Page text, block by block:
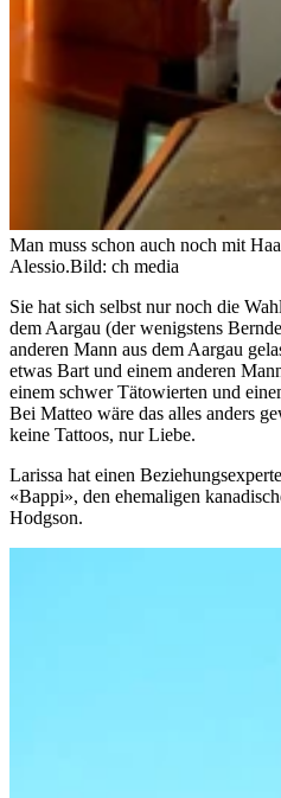
Man muss schon auch noch mit
Alessio.Bild: ch media
Sie hat sich selbst nur noch die
dem Aargau (der wenigstens
anderen Mann aus dem Aargau
etwas Bart und einem anderen
einem schwer Tätowierten und
Bei Matteo wäre das alles anders
keine Tattoos, nur Liebe.
Larissa hat einen
«Bappi», den ehemaligen
Hodgson.